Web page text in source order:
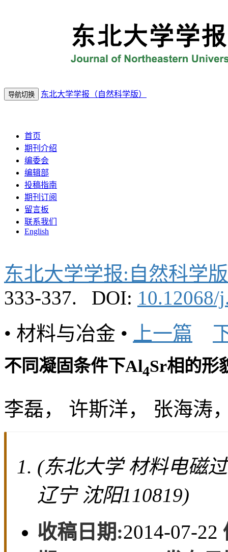
导航切换 东北大学学报（自然科学版）
日 星期日
首页
期刊介绍
编委会
编辑部
投稿指南
期刊订阅
留言板
联系我们
English
333-337.
DOI:10.12068/
• 材料与冶金 • 上一篇
不同凝固条件下Al Sr相的形